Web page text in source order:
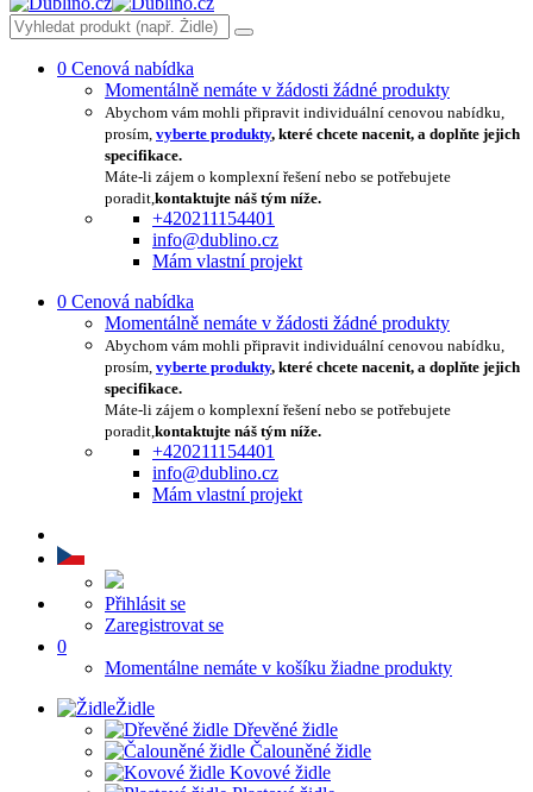
0 Cenová nabídka
Momentálně nemáte v žádosti žádné produkty
Abychom vám mohli připravit individuální cenovou nabídku,
prosím, vyberte produkty, které chcete nacenit, a doplňte jejich
specifikace.
Máte-li zájem o komplexní řešení nebo se potřebujete
poradit,kontaktujte náš tým níže.
+420211154401
info@dublino.cz
Mám vlastní projekt
0 Cenová nabídka
Momentálně nemáte v žádosti žádné produkty
Abychom vám mohli připravit individuální cenovou nabídku,
prosím, vyberte produkty, které chcete nacenit, a doplňte jejich
specifikace.
Máte-li zájem o komplexní řešení nebo se potřebujete
poradit,kontaktujte náš tým níže.
+420211154401
info@dublino.cz
Mám vlastní projekt
Přihlásit se
Zaregistrovat se
0
Momentálne nemáte v košíku žiadne produkty
Židle
Dřevěné židle
Čalouněné židle
Kovové židle